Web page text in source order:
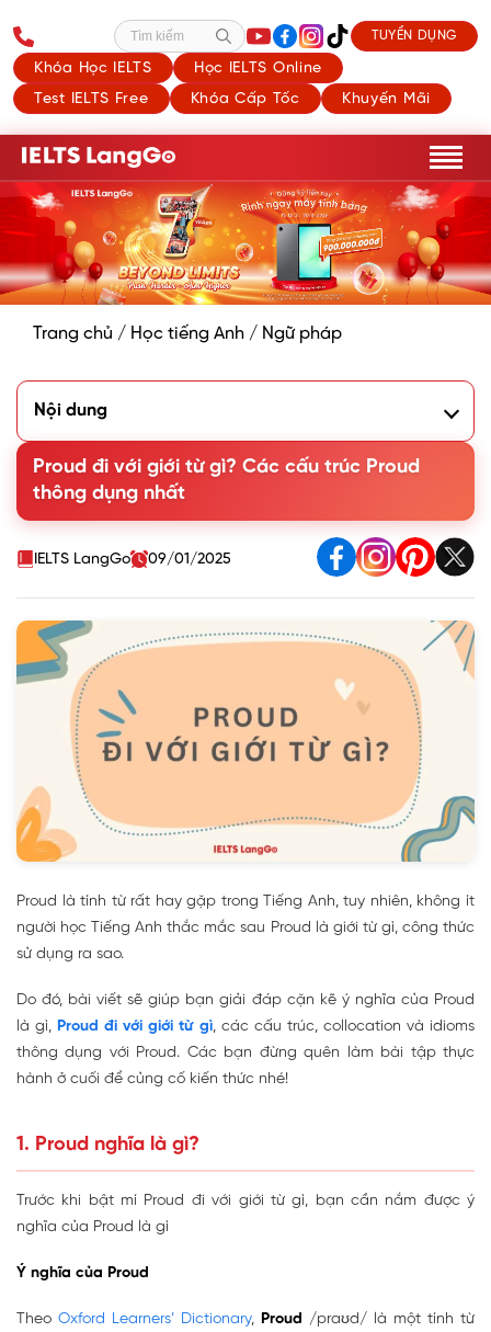
Khóa Học IELTS
Học IELTS Online
Test IELTS Free
Khóa Cấp Tốc Khuyến Mãi
Tìm kiếm TUYỂN DỤNG
Trang chủ / Học tiếng Anh / Ngữ pháp
Nội dung
2. Proud đi với giới từ gì?
3. Các cấu trúc với Proud thông dụng khác
4. Các collocations và idioms với Proud hay trong Tiếng
Anh
5. Bài tập thực hành Proud đi với giới từ gì
Proud đi với giới từ gì? Các cấu trúc Proud
thông dụng nhất
IELTS LangGo 09/01/2025
Proud là tính từ rất hay gặp trong Tiếng Anh, tuy nhiên, không ít
người học Tiếng Anh thắc mắc sau Proud là giới từ gì, công thức
sử dụng ra sao.
Do đó, bài viết sẽ giúp bạn giải đáp cặn kẽ ý nghĩa của Proud
là gì, Proud đi với giới từ gì, các cấu trúc, collocation và idioms
thông dụng với Proud. Các bạn đừng quên làm bài tập thực
hành ở cuối để củng cố kiến thức nhé!
1. Proud nghĩa là gì?
Trước khi bật mí Proud đi với giới từ gì, bạn cần nắm được ý
nghĩa của Proud là gì
Ý nghĩa của Proud
Theo Oxford Learners’ Dictionary, Proud /praʊd/ là một tính từ